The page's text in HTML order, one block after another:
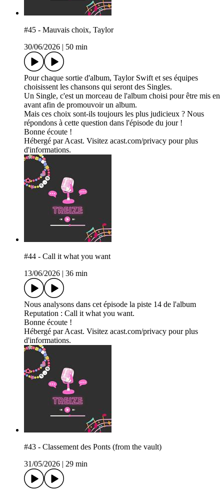
#45 - Mauvais choix, Taylor
30/06/2026
50 min
Pour chaque sortie d'album, Taylor Swift et ses équipes
choisissent les chansons qui seront des Singles.
Un Single, c'est un morceau de l'album choisi pour être mis en
avant afin de promouvoir un album.
Mais ces choix sont-ils toujours les plus judicieux ? Nous
répondons à cette question dans l'épisode du jour !
Bonne écoute !
Hébergé par Acast. Visitez acast.com/privacy pour plus
d'informations.
#44 - Call it what you want
13/06/2026
36 min
Nous analysons dans cet épisode la piste 14 de l'album
Reputation : Call it what you want.
Bonne écoute !
Hébergé par Acast. Visitez acast.com/privacy pour plus
d'informations.
#43 - Classement des Ponts (from the vault)
31/05/2026
29 min